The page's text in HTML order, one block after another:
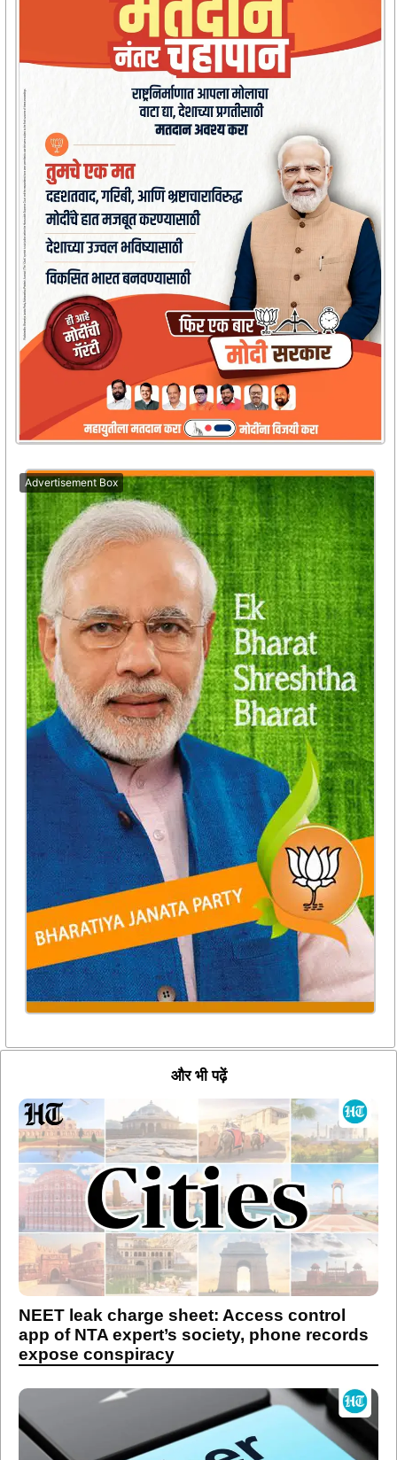
Advertisement Box
और भी पढ़ें
NEET leak charge sheet: Access control
app of NTA expert’s society, phone records
expose conspiracy